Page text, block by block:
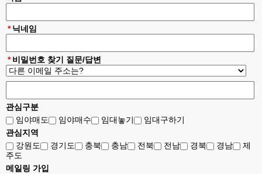
의창 등의 전자적 수단을 통해 따로 명확히 통지하도록 합니다.
④회사가 전항에 따라 개정약관을 공지 또는 통지하면서 회원에게 30일
을 명확하게 공지 또는 통지하였음에도 회원이 명시적으로 거부의 의사
표시를 하지 아니한 경우 회원이 개정약관에 동의한 것으로 봅니다.
⑤회원이 개정약관의 적용에 동의하지 않는 경우 회사는 개정 약관의 내
용을 적용할 수 없으며, 이 경우 회원은 이용계약을 해지할 수 있습니다.
이용계약을 해지할 수 있습니다.
제 4 조
①회사는 서비스운영을 위해 별도의 운영정책을 마련하여 운영할 수 있
으며, 회사는 서비스에 운영정책을 사전 공지 후 적용합니다.
②본 약관에서 정하지 아니한 사항이나 해석에 대해서는 별도의 운영정
책, 관계법령 또는 상관례에 따릅니다.
제 5 조이용계약 체결
* 닉네임
* 비밀번호 찾기 질문/답변
관심구분
임야매도
임야매수 임대놓기
임대구하기
관심지역
강원도
경기도 충북 충남 전북 전남 경북 경남
제
주도
메일링 가입